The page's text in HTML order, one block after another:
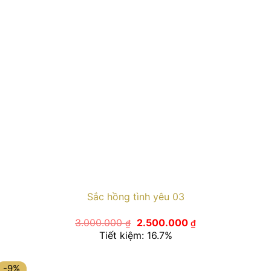
Sắc hồng tình yêu 03
3.000.000₫
Giá
gốc
là:
2.500.000 ₫Giá
hiện
Tiết kiệm: 16.7%
-9%